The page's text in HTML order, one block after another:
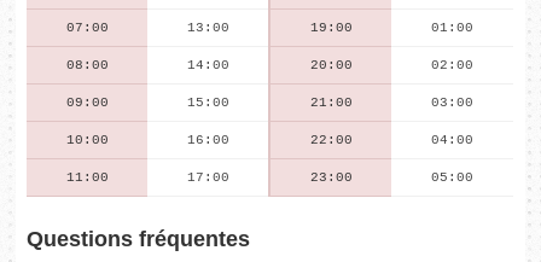
07:00 13:00 19:00 01:00
08:00 14:00 20:00 02:00
09:00 15:00 21:00 03:00
10:00 16:00 22:00 04:00
11:00 17:00 23:00 05:00
Questions fréquentes